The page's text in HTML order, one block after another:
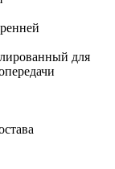
для